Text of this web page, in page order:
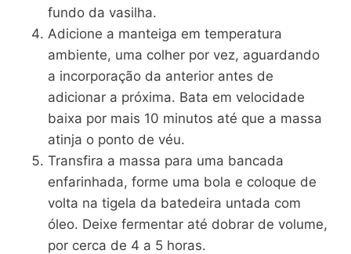
fundo da vasilha.
Adicione a manteiga em temperatura
ambiente, uma colher por vez, aguardando
a incorporação da anterior antes de
adicionar a próxima. Bata em velocidade
baixa por mais 10 minutos até que a massa
atinja o ponto de véu.
Transfira a massa para uma bancada
enfarinhada, forme uma bola e coloque de
volta na tigela da batedeira untada com
óleo. Deixe fermentar até dobrar de volume,
por cerca de 4 a 5 horas.